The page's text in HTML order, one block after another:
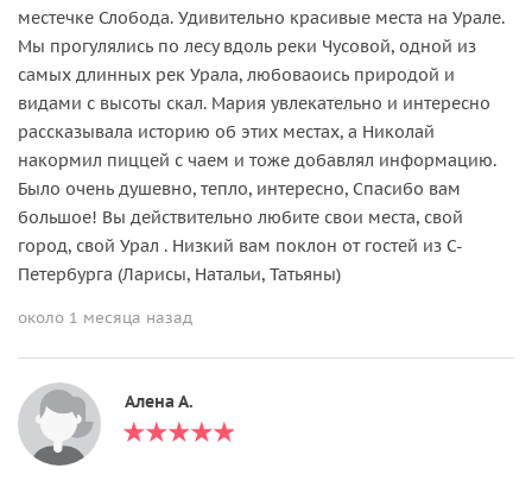
местечке Слобода. Удивительно красивые места на Урале.
Мы прогулялись по лесу вдоль реки Чусовой, одной из
самых длинных рек Урала, любоваоись природой и
видами с высоты скал. Мария увлекательно и интересно
рассказывала историю об этих местах, а Николай
накормил пиццей с чаем и тоже добавлял информацию.
Было очень душевно, тепло, интересно, Спасибо вам
большое! Вы действительно любите свои места, свой
город, свой Урал . Низкий вам поклон от гостей из С-
Петербурга (Ларисы, Натальи, Татьяны)
около 1 месяца назад
Алена А.